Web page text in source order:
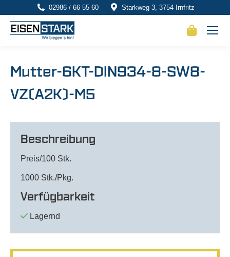
02986 / 66 55 60 Starkweg 3, 3754 Irnfritz
Mutter-6KT-DIN934-8-SW8-
VZ(A2K)-M5
Beschreibung
Preis/100 Stk.
1000 Stk./Pkg.
Verfügbarkeit
Lagernd